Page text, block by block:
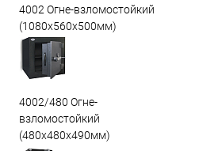
4002 Огне-взломостойкий
(1080х560х500мм)
4002/480 Огне-
взломостойкий
(480х480х490мм)